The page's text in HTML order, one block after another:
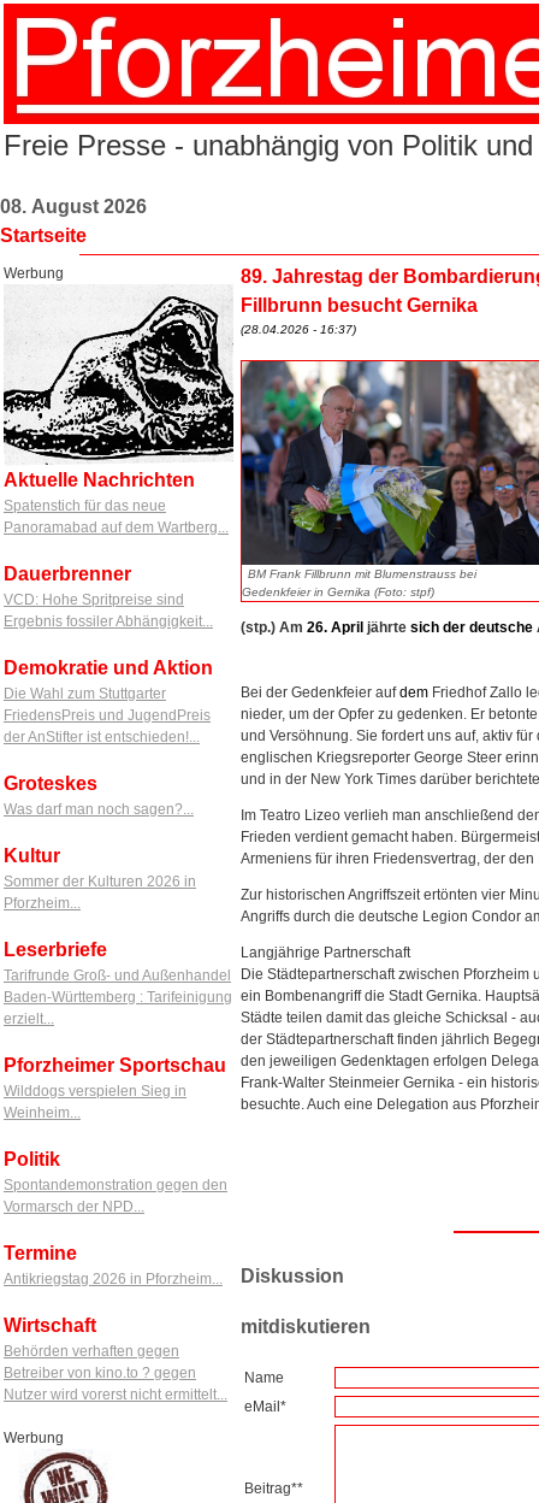
Freie Presse - unabhängig von Politik
08. August 2026
Startseite
Werbung
Aktuelle Nachrichten
Spatenstich für das neue
Panoramabad auf dem Wartberg...
Dauerbrenner
VCD: Hohe Spritpreise sind
Ergebnis fossiler Abhängigkeit...
Demokratie und Aktion
Die Wahl zum Stuttgarter
FriedensPreis und JugendPreis
der AnStifter ist entschieden!...
Groteskes
Was darf man noch sagen?...
Kultur
Sommer der Kulturen 2026 in
Pforzheim...
Leserbriefe
Tarifrunde Groß- und Außenhandel
Baden-Württemberg : Tarifeinigung
erzielt...
Pforzheimer Sportschau
Wilddogs verspielen Sieg in
Weinheim...
Politik
Spontandemonstration gegen den
Vormarsch der NPD...
Termine
Antikriegstag 2026 in Pforzheim...
Wirtschaft
Behörden verhaften gegen
Betreiber von kino.to ? gegen
Nutzer wird vorerst nicht ermittelt...
Werbung
89. Jahrestag der
Fillbrunn besucht Gernika
(28.04.2026 - 16:37)
BM Frank Fillbrunn mit Blumenstrauss bei
Gedenkfeier in Gernika (Foto: stpf)
(stp.) Am 26. April jährte sich der deutsche
Bei der Gedenkfeier aufdem Friedhof Zallo
nieder, um der Opfer zu gedenken. Er
und Versöhnung. Sie fordert uns auf, aktiv
englischen Kriegsreporter George Steer
und in der New York Times darüber
Im Teatro Lizeo verlieh man anschließend
Frieden verdient gemacht haben.
Armeniens für ihren Friedensvertrag, der
Zur historischen Angriffszeit ertönten vier
Angriffs durch die deutsche Legion Condor
Langjährige Partnerschaft
Die Städtepartnerschaft zwischen
ein Bombenangriff die Stadt Gernika.
Städte teilen damit das gleiche Schicksal -
der Städtepartnerschaft finden jährlich
den jeweiligen Gedenktagen erfolgen
Frank-Walter Steinmeier Gernika - ein
besuchte. Auch eine Delegation aus
Diskussion
mitdiskutieren
Name
eMail*
Beitrag**